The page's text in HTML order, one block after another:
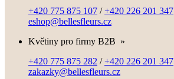
+420 775 875 107 /+420 226 201 347
eshop@bellesfleurs.cz
Květiny pro firmy B2B »
+420 775 875 282 /+420 226 201 347
zakazky@bellesfleurs.cz